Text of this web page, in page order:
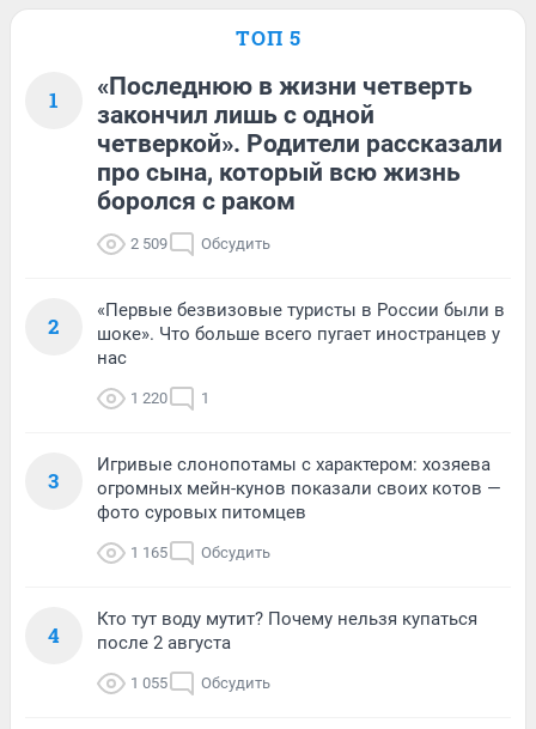
ТОП 5
1
«Последнюю в жизни четверть
закончил лишь с одной
четверкой». Родители рассказали
про сына, который всю жизнь
боролся с раком
2 509 Обсудить
2
«Первые безвизовые туристы в России были в
шоке». Что больше всего пугает иностранцев у
нас
1 220 1
3
Игривые слонопотамы с характером: хозяева
огромных мейн-кунов показали своих котов —
фото суровых питомцев
1 165 Обсудить
4
Кто тут воду мутит? Почему нельзя купаться
после 2 августа
1 055 Обсудить